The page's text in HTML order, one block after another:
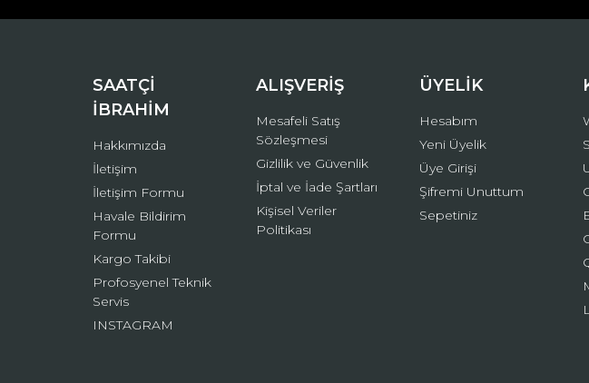
Bu ürüne benzer farklı alternatifler olmalı.
SAATÇİ
İBRAHİM
Hakkımızda
İletişim
İletişim Formu
Havale Bildirim
Formu
Kargo Takibi
Profosyenel Teknik
Servis
INSTAGRAM
ALIŞVERİŞ
Mesafeli Satış
Sözleşmesi
Gizlilik ve Güvenlik
İptal ve İade Şartları
Kişisel Veriler
Politikası
ÜYELİK
Hesabım
Yeni Üyelik
Üye Girişi
Şifremi Unuttum
Sepetiniz